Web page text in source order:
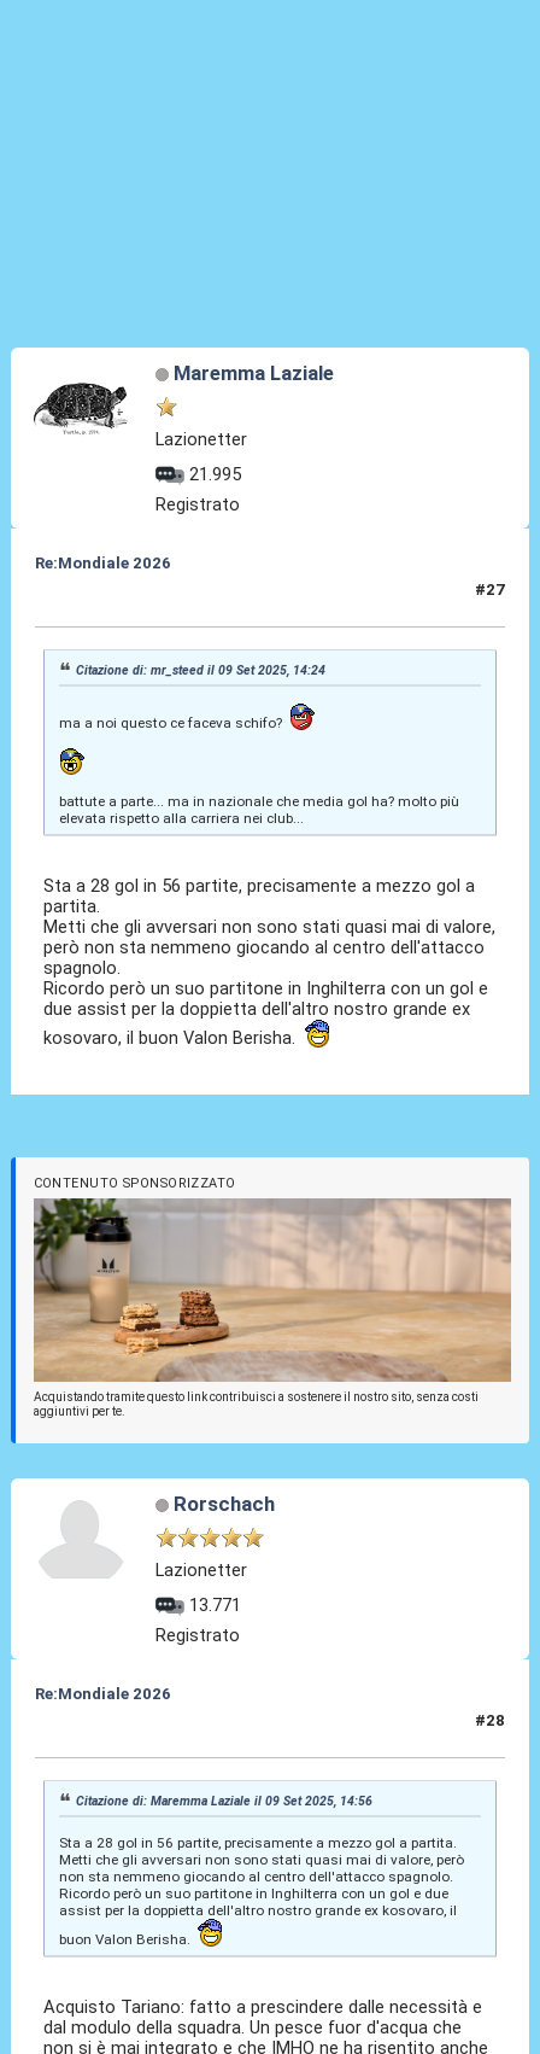
Maremma Laziale
Lazionetter
21.995
Registrato
Re:Mondiale 2026
#27
Citazione di: mr_steed il 09 Set 2025, 14:24
ma a noi questo ce faceva schifo?
battute a parte... ma in nazionale che media gol ha? molto più
elevata rispetto alla carriera nei club...
Sta a 28 gol in 56 partite, precisamente a mezzo gol a
partita.
Metti che gli avversari non sono stati quasi mai di valore,
però non sta nemmeno giocando al centro dell'attacco
spagnolo.
Ricordo però un suo partitone in Inghilterra con un gol e
due assist per la doppietta dell'altro nostro grande ex
kosovaro, il buon Valon Berisha.
CONTENUTO SPONSORIZZATO
Acquistando tramite questo link contribuisci a sostenere il nostro sito, senza costi
aggiuntivi per te.
Rorschach
Lazionetter
13.771
Registrato
Re:Mondiale 2026
#28
Citazione di: Maremma Laziale il 09 Set 2025, 14:56
Sta a 28 gol in 56 partite, precisamente a mezzo gol a partita.
Metti che gli avversari non sono stati quasi mai di valore, però
non sta nemmeno giocando al centro dell'attacco spagnolo.
Ricordo però un suo partitone in Inghilterra con un gol e due
assist per la doppietta dell'altro nostro grande ex kosovaro, il
buon Valon Berisha.
Acquisto Tariano: fatto a prescindere dalle necessità e
dal modulo della squadra. Un pesce fuor d'acqua che
non si è mai integrato e che IMHO ne ha risentito anche